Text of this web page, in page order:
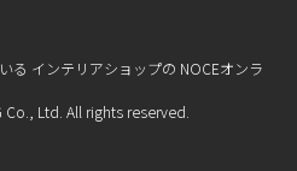
る インテリアショップの NOCEオンラ
Co., Ltd. All rights reserved.